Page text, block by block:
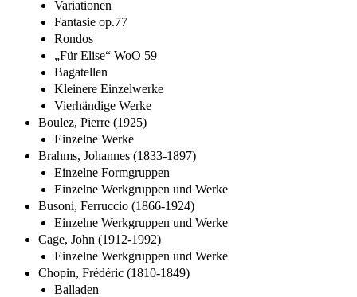
Variationen
Fantasie op.77
Rondos
„Für Elise“ WoO 59
Bagatellen
Kleinere Einzelwerke
Vierhändige Werke
Boulez, Pierre (1925)
Einzelne Werke
Brahms, Johannes (1833-1897)
Einzelne Formgruppen
Einzelne Werkgruppen und Werke
Busoni, Ferruccio (1866-1924)
Einzelne Werkgruppen und Werke
Cage, John (1912-1992)
Einzelne Werkgruppen und Werke
Chopin, Frédéric (1810-1849)
Balladen